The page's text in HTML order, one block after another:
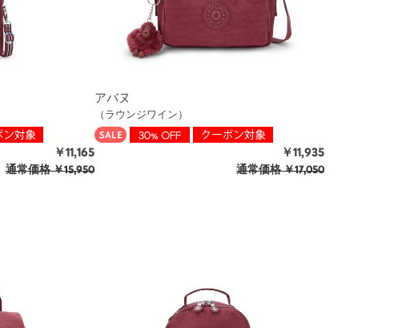
￥11,165
通常価格￥15,950
アバヌ
（ラウンジワイン）
￥11,935
通常価格￥17,050